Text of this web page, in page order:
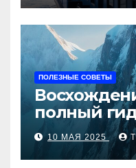
ПОЛЕЗНЫЕ СОВЕТЫ
полный
вершины
10 МАЯ 2025